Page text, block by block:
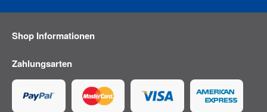
Shop Informationen
Zahlungsarten